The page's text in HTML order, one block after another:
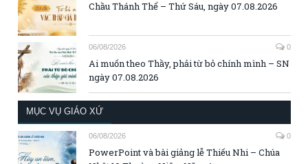
Chầu Thánh Thể – Thứ Sáu, ngày 07.08.2026
06/08/2026 0
Ai muốn theo Thầy, phải từ bỏ chính mình – SN
ngày 07.08.2026
MỤC VỤ GIÁO XỨ
06/08/2026 0
PowerPoint và bài giảng lễ Thiếu Nhi – Chúa